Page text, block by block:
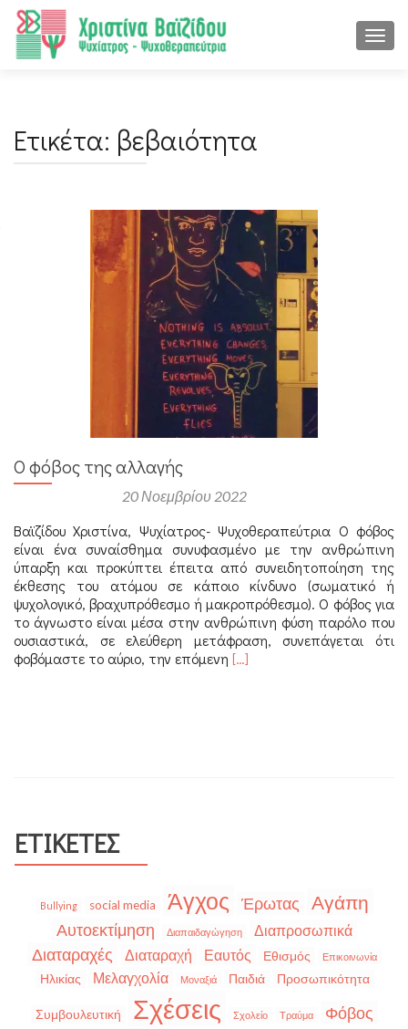
Ετικέτα: βεβαιότητα
Ο φόβος της αλλαγής
20 Νοεμβρίου 2022
Βαϊζίδου Χριστίνα, Ψυχίατρος- Ψυχοθεραπεύτρια Ο φόβος
είναι ένα συναίσθημα συνυφασμένο με την ανθρώπινη
ύπαρξη και προκύπτει έπειτα από συνειδητοποίηση της
έκθεσης του ατόμου σε κάποιο κίνδυνο (σωματικό ή
ψυχολογικό, βραχυπρόθεσμο ή μακροπρόθεσμο). Ο φόβος για
το άγνωστο είναι μέσα στην ανθρώπινη φύση παρόλο που
ουσιαστικά, σε ελεύθερη μετάφραση, συνεπάγεται ότι
φοβόμαστε το αύριο, την επόμενη Διαβάστε
[…]
ΕΤΙΚΈΤΕΣ
Bullying social media Άγχος Έρωτας Αγάπη
Αυτοεκτίμηση Διαπαιδαγώγηση Διαπροσωπικά
Διαταραχές Διαταραχή Εαυτός Εθισμός Επικοινωνία
Ηλικίας Μελαγχολία Μοναξιά Παιδιά Προσωπικότητα
Συμβουλευτική Σχέσεις Σχολείο Τραύμα
Φόβος